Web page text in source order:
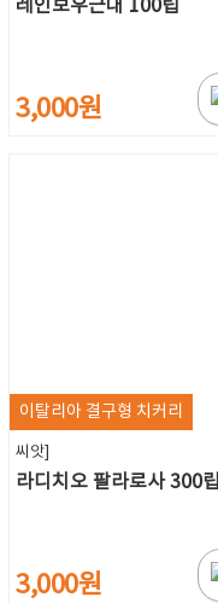
레인보우근대 100립
3,000원
이탈리아 결구형 치커리
씨앗]
라디치오 팔라로사 300립
3,000원